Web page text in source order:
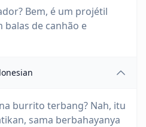
Bem, é um projétil
balas de canhão e
burrito terbang? Nah, itu
sama berbahayanya